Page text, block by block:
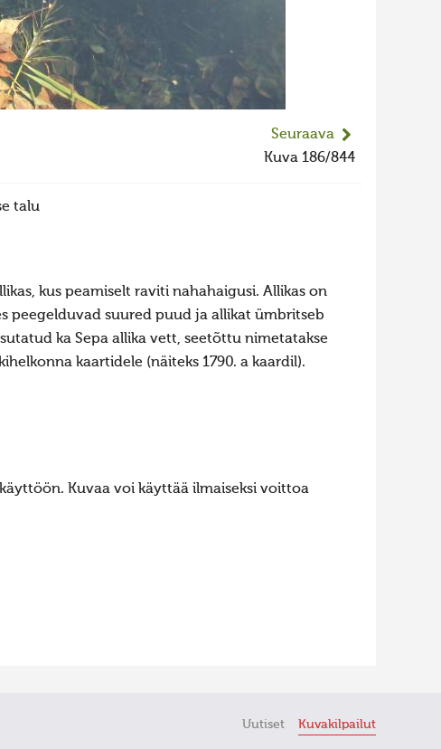
Seuraava
Kuva 186/844
talu
kus peamiselt raviti nahahaigusi. Allikas on
peegelduvad suured puud ja allikat ümbritseb
ka Sepa allika vett, seetõttu nimetatakse
kaartidele (näiteks 1790. a kaardil).
Kuvaa voi käyttää ilmaiseksi voittoa
Uutiset Kuvakilpailut